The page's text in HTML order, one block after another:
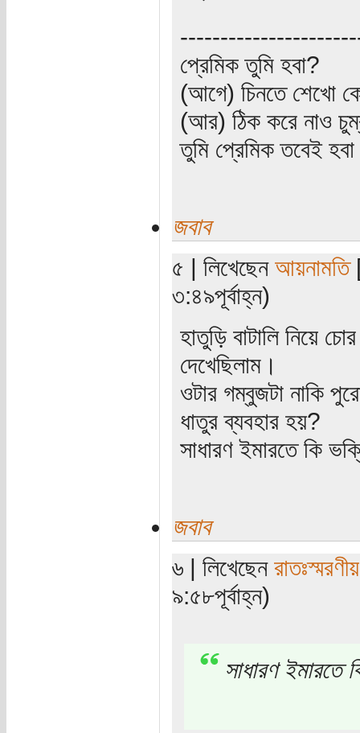
প্রেমিক তুমি হবা?
(আগে) চিনতে শেখো
(আর) ঠিক করে নাও
তুমি প্রেমিক তবেই
জবাব
৫ | লিখেছেন আয়নামতি
৩:৪৯পূর্বাহ্ন)
হাতুড়ি বাটালি নিয়ে
দেখেছিলাম।
ওটার গম্বুজটা নাকি
ধাতুর ব্যবহার হয়?
সাধারণ ইমারতে কি
জবাব
৬ | লিখেছেন রাতঃস্মরণীয়
৯:৫৮পূর্বাহ্ন)
সাধারণ